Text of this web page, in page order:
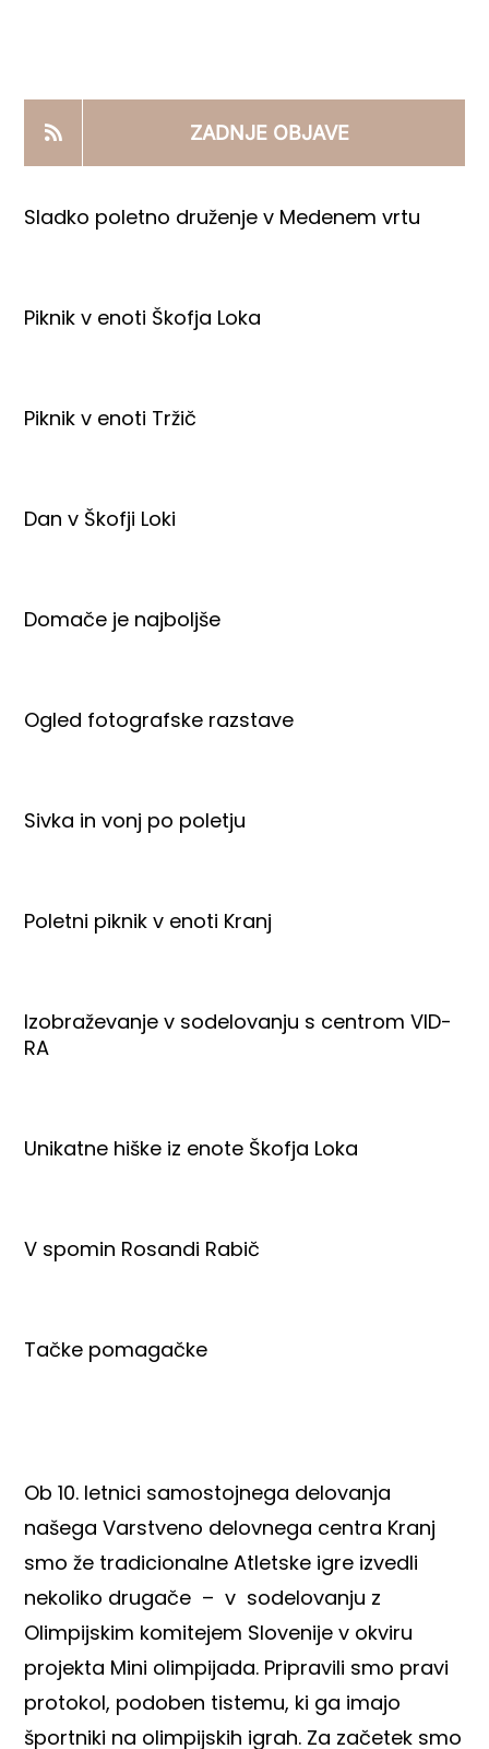
PRODAJNI IZDELKI
AKTUALNO
ZADNJE OBJAVE
Sladko poletno druženje v Medenem vrtu
Piknik v enoti Škofja Loka
Piknik v enoti Tržič
Dan v Škofji Loki
Domače je najboljše
Ogled fotografske razstave
Sivka in vonj po poletju
Poletni piknik v enoti Kranj
Izobraževanje v sodelovanju s centrom VID-
RA
Unikatne hiške iz enote Škofja Loka
V spomin Rosandi Rabič
Tačke pomagačke
Ob 10. letnici samostojnega delovanja
našega Varstveno delovnega centra Kranj
smo že tradicionalne Atletske igre izvedli
nekoliko drugače – v sodelovanju z
Olimpijskim komitejem Slovenije v okviru
projekta Mini olimpijada. Pripravili smo pravi
protokol, podoben tistemu, ki ga imajo
športniki na olimpijskih igrah. Za začetek smo